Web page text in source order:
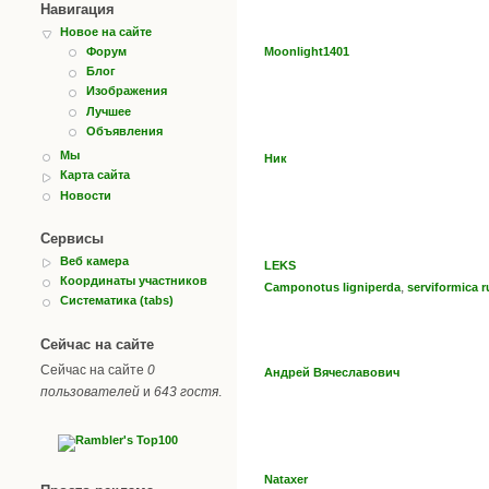
Навигация
Новое на сайте
Форум
Блог
Изображения
Лучшее
Объявления
Мы
Карта сайта
Новости
Сервисы
Веб камера
Координаты участников
Систематика (tabs)
Сейчас на сайте
Сейчас на сайте 0
пользователей и 643 гостя
Moonlight1401
Ник
LEKS
Camponotus ligniperda, serviformica
Андрей Вячеславович
Nataxer